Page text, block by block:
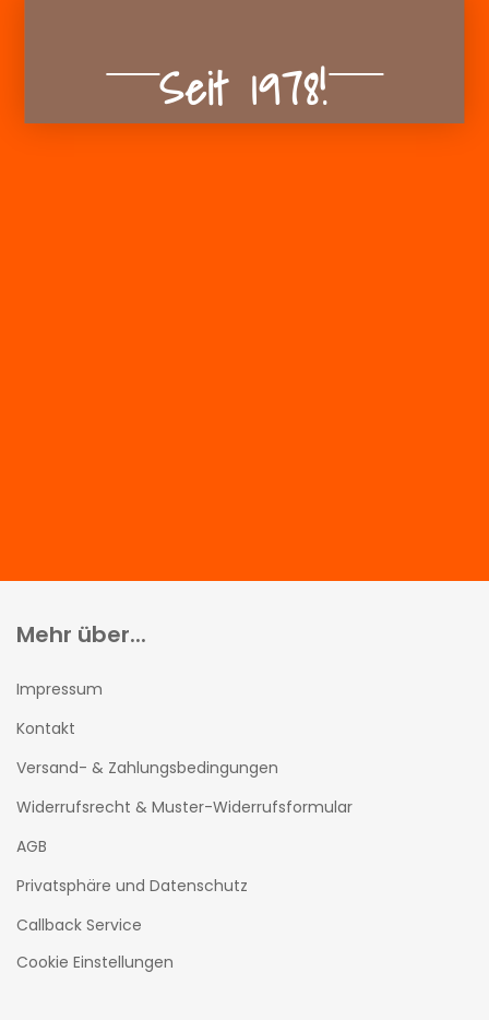
Seit 1978!
Mehr über...
Impressum
Kontakt
Versand- & Zahlungsbedingungen
Widerrufsrecht & Muster-Widerrufsformular
AGB
Privatsphäre und Datenschutz
Callback Service
Cookie Einstellungen